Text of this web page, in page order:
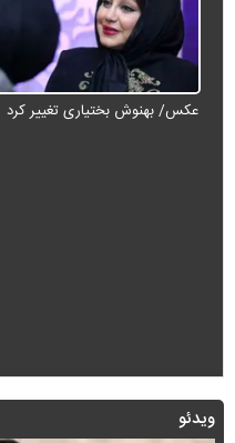
عکس/ بهنوش بختیاری تغییر کرد
ویدئو